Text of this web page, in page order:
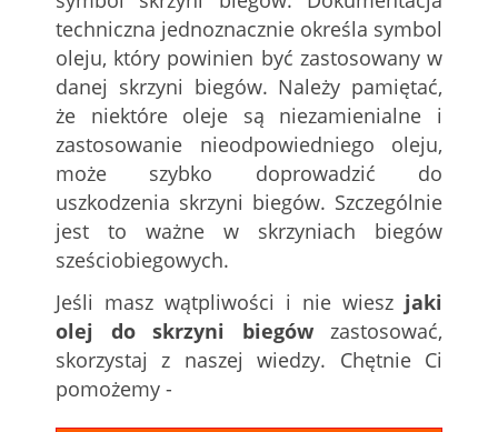
techniczna jednoznacznie określa symbol
oleju, który powinien być zastosowany w
danej skrzyni biegów. Należy pamiętać,
że niektóre oleje są niezamienialne i
zastosowanie nieodpowiedniego oleju,
może szybko doprowadzić do
uszkodzenia skrzyni biegów. Szczególnie
jest to ważne w skrzyniach biegów
sześciobiegowych.
Jeśli masz wątpliwości i nie wiesz jaki
olej do skrzyni biegówzastosować,
skorzystaj z naszej wiedzy. Chętnie Ci
pomożemy -